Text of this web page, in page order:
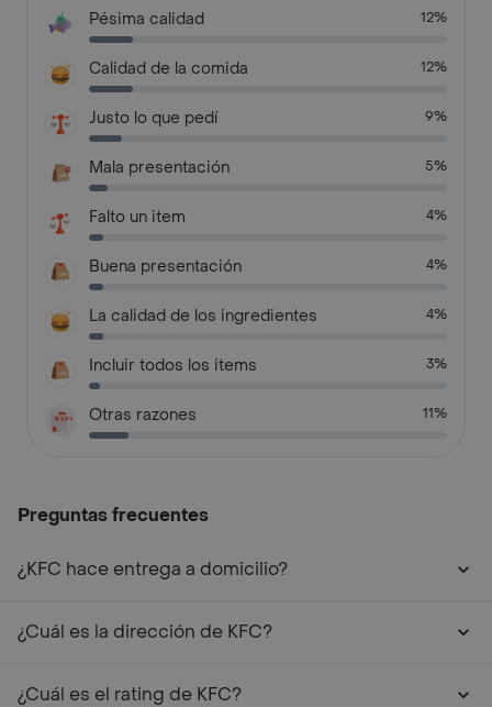
Pésima calidad 12%
Calidad de la comida 12%
Justo lo que pedí 9%
Mala presentación 5%
Falto un item 4%
Buena presentación 4%
La calidad de los ingredientes 4%
Incluir todos los items 3%
Otras razones 11%
Preguntas frecuentes
¿KFC hace entrega a domicilio?
¿Cuál es la dirección de KFC?
¿Cuál es el rating de KFC?